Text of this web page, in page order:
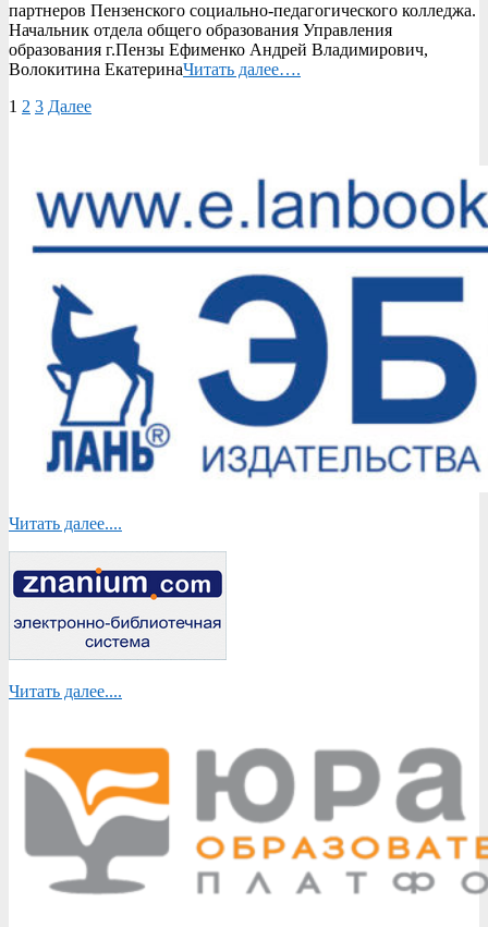
партнеров Пензенского социально-педагогического колледжа.
Начальник отдела общего образования Управления
образования г.Пензы Ефименко Андрей Владимирович,
Волокитина ЕкатеринаЧитать далее….
Пагинация
1 2 3 Далее
Читать далее....
Читать далее....